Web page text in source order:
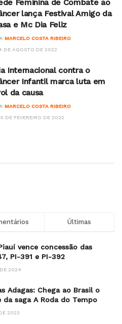
Feminina de Combate ao
lança Festival Amigo da
e Mc Dia Feliz
MARCELO COSTA RIBEIRO
DE AGOSTO DE 2022
Internacional contra o
Infantil marca luta em
da causa
MARCELO COSTA RIBEIRO
DE FEVEREIRO DE 2022
Últimas
vence concessão das
PI-391 e PI-392
DE 2024
Adagas: Chega ao Brasil o
da saga A Roda do Tempo
2023